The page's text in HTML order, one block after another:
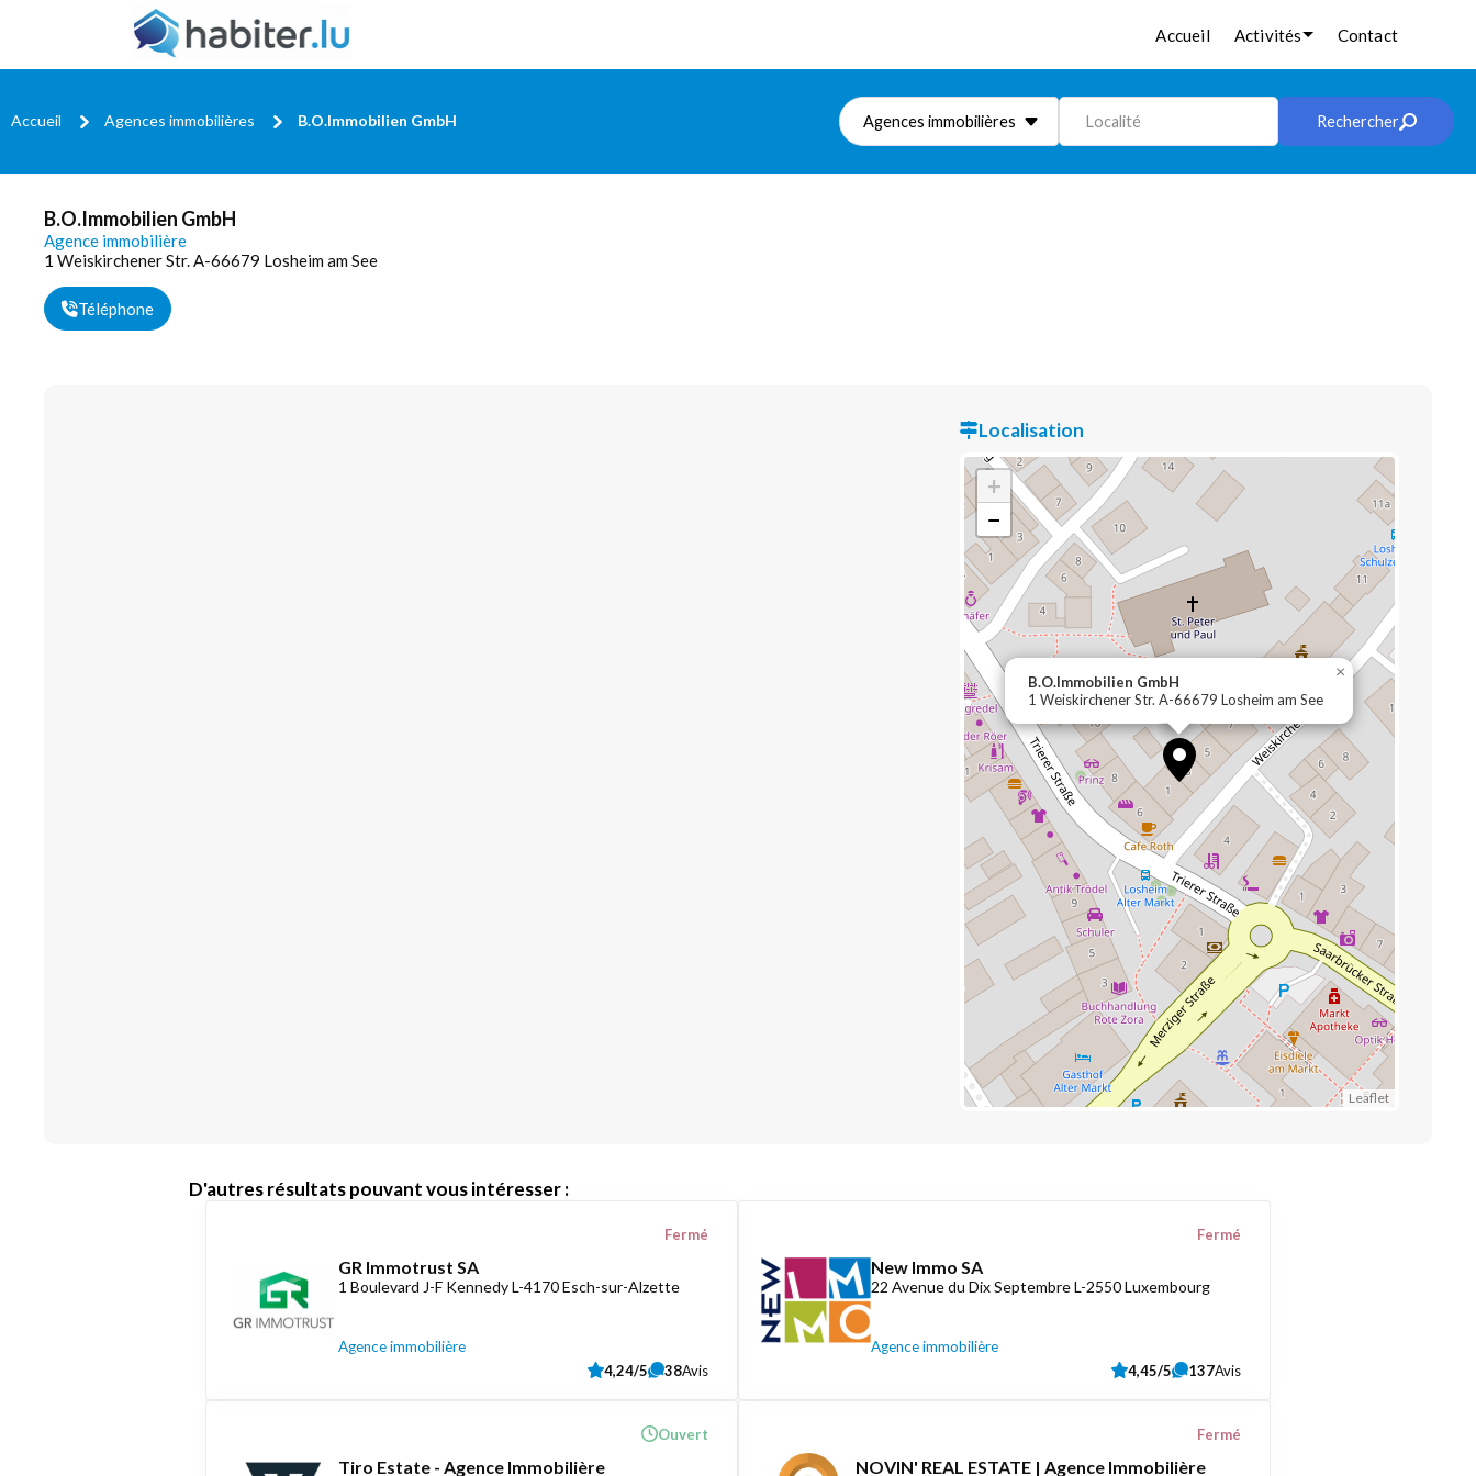
Accueil Activités Contact
Accueil Agences immobilières B.O.Immobilien GmbH Agences immobilières Localité Rechercher
B.O.Immobilien GmbH
Agence immobilière
1 Weiskirchener Str. A-66679 Losheim am See
Téléphone
Localisation
B.O.Immobilien GmbH
1 Weiskirchener Str. A-66679 Losheim am See
×
+
−
Leaflet
D'autres résultats pouvant vous intéresser :
GR Immotrust SA
1 Boulevard J-F Kennedy L-4170 Esch-sur-Alzette
Agence immobilière
Fermé
4,24/5 38Avis
New Immo SA
22 Avenue du Dix Septembre L-2550 Luxembourg
Agence immobilière
Fermé
4,45/5 137Avis
Tiro Estate - Agence Immobilière
Ouvert
NOVIN' REAL ESTATE | Agence Immobilière
Fermé